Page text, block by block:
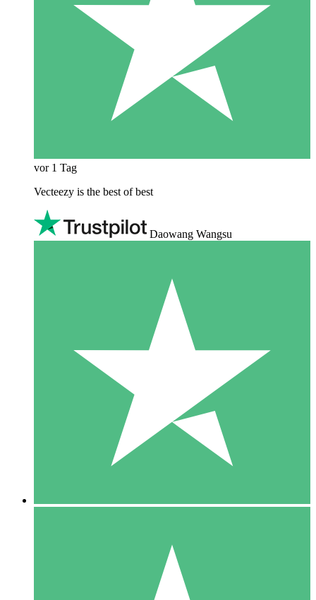
vor 1 Tag
Vecteezy is the best of best
Daowang Wangsu